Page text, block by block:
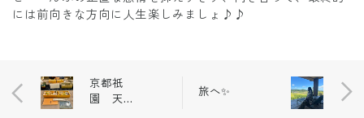
には前向きな方向に人生楽しみましょ♪♪
京都祇
園 天ぷ
旅へ✨